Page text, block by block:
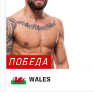
ПОБЕДА
WALES